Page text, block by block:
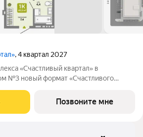
, 4 квартал 2027
«Счастливый квартал» в
комплекса сочетается с более
О проекте:
Позвоните мне